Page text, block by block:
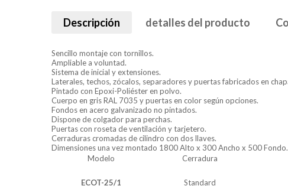
Descripción detalles del producto
Sencillo montaje con tornillos.
Ampliable a voluntad.
Sistema de inicial y extensiones.
Laterales, techos, zócalos, separadores y puertas fabricados en
Pintado con Epoxi-Poliéster en polvo.
Cuerpo en gris RAL 7035 y puertas en color según opciones.
Fondos en acero galvanizado no pintados.
Dispone de colgador para perchas.
Puertas con roseta de ventilación y tarjetero.
Cerraduras cromadas de cilindro con dos llaves.
Dimensiones una vez montado 1800 Alto x 300 Ancho x 500 Fondo.
Modelo
Cerradura
ECOT-25/1
Standard